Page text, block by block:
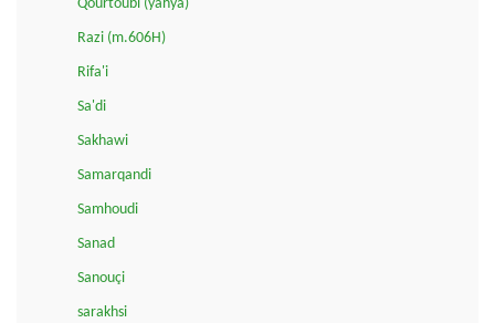
Qourtoubi (yahya)
Razi (m.606H)
Rifa'i
Sa'di
Sakhawi
Samarqandi
Samhoudi
Sanad
Sanouçi
sarakhsi